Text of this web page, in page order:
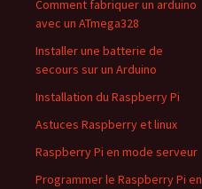
Comment fabriquer un arduino
avec un ATmega328
Installer une batterie de
secours sur un Arduino
Installation du Raspberry Pi
Astuces Raspberry et linux
Raspberry Pi en mode serveur
Programmer le Raspberry Pi en